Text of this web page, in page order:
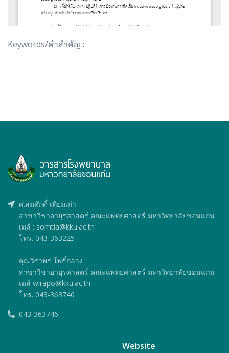
Keywords/คำสำคัญ :
ศ.สมศักดิ์ เทียมเก่า
สาขาวิชาอายุรศาสตร์ คณะแพทยศาสตร์ มหาวิทยาลัยขอนแก่น
เมล์ : somtia@kku.ac.th
โทร. 043-363225
คุณวิราพร โพธิ์กลาง
สาขาวิชาอายุรศาสตร์ คณะแพทยศาสตร์ มหาวิทยาลัยขอนแก่น
เมล์ wirapo@kku.ac.th
โทร. 043-363746
043-363746
Website